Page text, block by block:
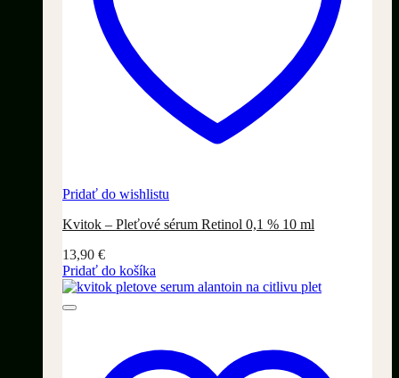
Pridať do wishlistu
Kvitok – Pleťové sérum Retinol 0,1 % 10 ml
13,90 €
Pridať do košíka